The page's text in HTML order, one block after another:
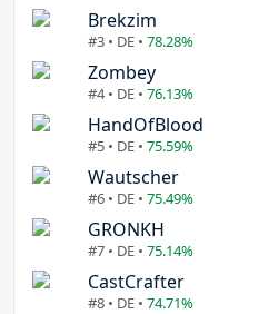
Brekzim
#3 • DE • 78.28%
Zombey
#4 • DE • 76.13%
HandOfBlood
#5 • DE • 75.59%
Wautscher
#6 • DE • 75.49%
GRONKH
#7 • DE • 75.14%
CastCrafter
#8 • DE • 74.71%